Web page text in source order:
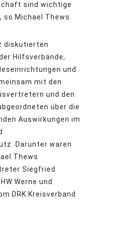
sind wichtige
Michael Thews.
diskutierten
Hilfsverbände,
und
mit den
und den
über die
Auswirkungen im
Darunter waren
Thews
Siegfried
Werne und
DRK Kreisverband